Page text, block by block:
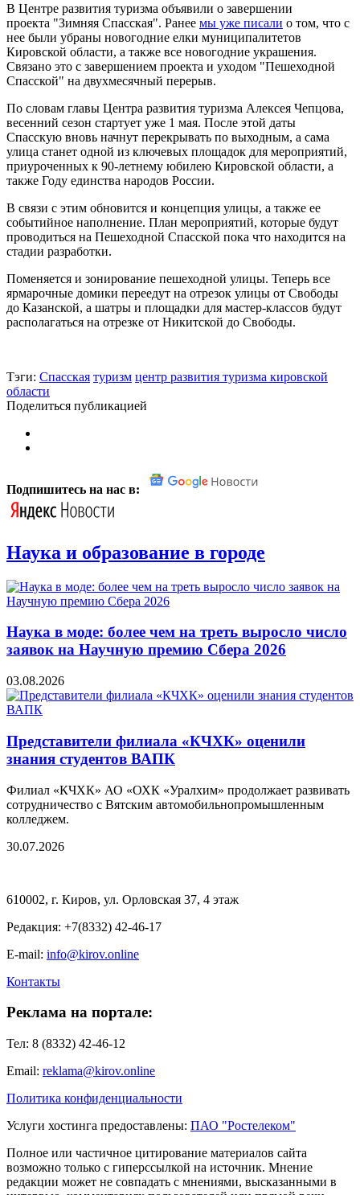
В Центре развития туризма объявили о завершении
проекта "Зимняя Спасская". Ранее мы уже писали о том, что с
нее были убраны новогодние елки муниципалитетов
Кировской области, а также все новогодние украшения.
Связано это с завершением проекта и уходом "Пешеходной
Спасской" на двухмесячный перерыв.
По словам главы Центра развития туризма Алексея Чепцова,
весенний сезон стартует уже 1 мая. После этой даты
Спасскую вновь начнут перекрывать по выходным, а сама
улица станет одной из ключевых площадок для мероприятий,
приуроченных к 90-летнему юбилею Кировской области, а
также Году единства народов России.
В связи с этим обновится и концепция улицы, а также ее
событийное наполнение. План мероприятий, которые будут
проводиться на Пешеходной Спасской пока что находится на
стадии разработки.
Поменяется и зонирование пешеходной улицы. Теперь все
ярмарочные домики переедут на отрезок улицы от Свободы
до Казанской, а шатры и площадки для мастер-классов будут
располагаться на отрезке от Никитской до Свободы.
Тэги: Спасская туризм центр развития туризма кировской
области
Поделиться публикацией
Подпишитесь на нас в:
Наука и образование в городе
Наука в моде: более чем на треть выросло число
заявок на Научную премию Сбера 2026
03.08.2026
Представители филиала «КЧХК» оценили
знания студентов ВАПК
Филиал «КЧХК» АО «ОХК «Уралхим» продолжает развивать
сотрудничество с Вятским автомобильнопромышленным
колледжем.
30.07.2026
610002, г. Киров, ул. Орловская 37, 4 этаж
Редакция: +7(8332) 42-46-17
E-mail: info@kirov.online
Контакты
Реклама на портале:
Тел: 8 (8332) 42-46-12
Email: reklama@kirov.online
Политика конфиденциальности
Услуги хостинга предоставлены: ПАО "Ростелеком"
Полное или частичное цитирование материалов сайта
возможно только с гиперссылкой на источник. Мнение
редакции может не совпадать с мнениями, высказанными в